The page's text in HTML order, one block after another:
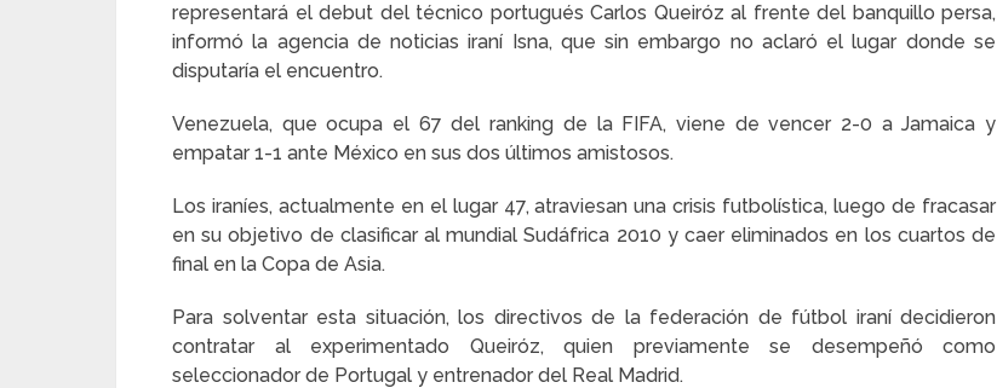
representará el debut del técnico portugués Carlos Queiróz al frente del banquillo persa,
informó la agencia de noticias iraní Isna, que sin embargo no aclaró el lugar donde se
disputaría el encuentro.
Venezuela, que ocupa el 67 del ranking de la FIFA, viene de vencer 2-0 a Jamaica y
empatar 1-1 ante México en sus dos últimos amistosos.
Los iraníes, actualmente en el lugar 47, atraviesan una crisis futbolística, luego de fracasar
en su objetivo de clasificar al mundial Sudáfrica 2010 y caer eliminados en los cuartos de
final en la Copa de Asia.
Para solventar esta situación, los directivos de la federación de fútbol iraní decidieron
contratar al experimentado Queiróz, quien previamente se desempeñó como
seleccionador de Portugal y entrenador del Real Madrid.